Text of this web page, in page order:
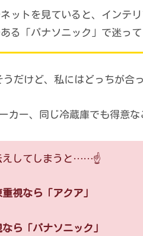
ットを見ていると、インテ
る「パナソニック」で迷っ
うだけど、私にはどっちが
カー、同じ冷蔵庫でも得意
えしてしまうと……☝️
視なら「アクア」
ら「パナソニック」